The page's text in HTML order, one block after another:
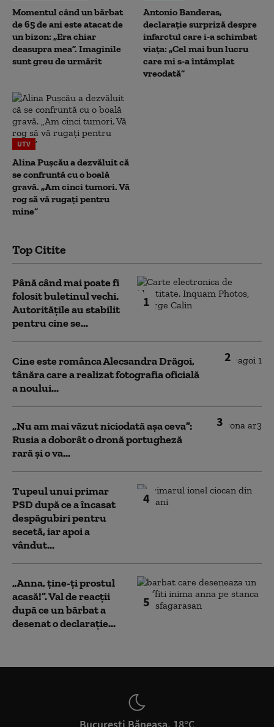
Momentul când un bărbat
de 65 de ani este atacat de
un bizon: „Era chiar
deasupra mea”. Imaginile
sunt greu de urmărit
Antonio Banderas,
declarație surpriză despre
infarctul care i-a schimbat
viața: „Cel mai bun lucru
care mi s-a întâmplat
vreodată”
UTV
Alina Pușcău a dezvăluit că
se confruntă cu o boală
gravă. „Am cinci tumori. Vă
rog să vă rugați pentru
mine”
Top Citite
1
Până când mai poate fi
folosit buletinul vechi.
Autoritățile au stabilit
pentru cine se...
2
Cine este românca Alecsandra Drăgoi,
tânăra care a realizat fotografia oficială
a noului...
3
„Nu am mai văzut niciodată așa ceva”:
Rusia a doborât o dronă portugheză
rară și o va...
4
Tupeul unui primar
PSD după ce a încasat
despăgubiri pentru
secetă, iar apoi a
vândut...
5
„Anna, ţine-ţi prostul
acasă!”. Val de reacții
după ce un bărbat a
desenat o declarație...
București Băneasa, 18°C